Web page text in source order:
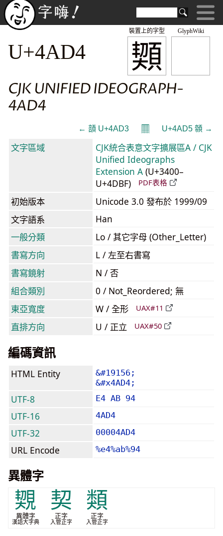
GlyphWiki
䫔
裝置上的字型
U+4AD4
CJK UNIFIED IDEOGRAPH-
4AD4
← 䫓 U+4AD3 𝄜 U+4AD5 䫕 →
文字區域
CJK統合表意文字擴展區A / CJK
Unified Ideographs
Extension A (U+3400–
U+4DBF)
PDF表格
初始版本
Unicode 3.0 發布於 1999/09
文字語系
Han
一般分類
Lo / 其它字母 (Other_Letter)
書寫方向
L / 左至右書寫
書寫鏡射
N / 否
組合類別
0 / Not_Reordered; 無
東亞寬度
W / 全形 UAX#11
直排方向 U / 正立 UAX#50
編碼資訊
HTML Entity
&#19156;
&#x4AD4;
UTF-8 E4 AB 94
UTF-16 4AD4
UTF-32 00004AD4
URL Encode %e4%ab%94
異體字
䚉
異體字
漢語大字典
契
正字
入管正字
類
正字
入管正字